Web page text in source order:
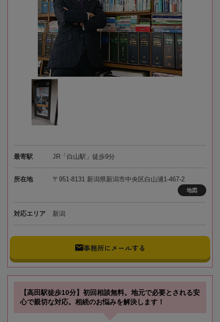
最寄駅 JR「白山駅」徒歩9分
所在地 〒951-8131 新潟県新潟市中央区白山浦1-467-2
地図
対応エリア 新潟
事務所にメールする
【高田駅徒歩10分】初回相談無料。地元で必要とされる安
心で親切な対応。相続のお悩みを解決します！